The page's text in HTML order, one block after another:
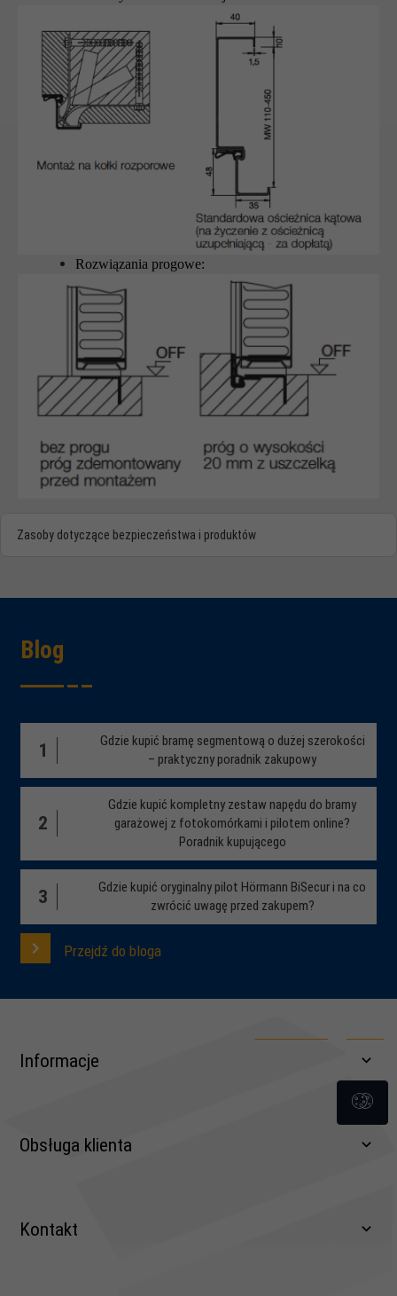
Rozwiązania progowe:
Zasoby dotyczące bezpieczeństwa i produktów
Blog
1
Gdzie kupić bramę segmentową o dużej szerokości
– praktyczny poradnik zakupowy
2
Gdzie kupić kompletny zestaw napędu do bramy
garażowej z fotokomórkami i pilotem online?
Poradnik kupującego
3
Gdzie kupić oryginalny pilot Hörmann BiSecur i na co
zwrócić uwagę przed zakupem?
Przejdź do bloga
Informacje
Regulamin, wzory pism dla klientów
Polityka prywatności
Obsługa klienta
Logowanie
Kontakt